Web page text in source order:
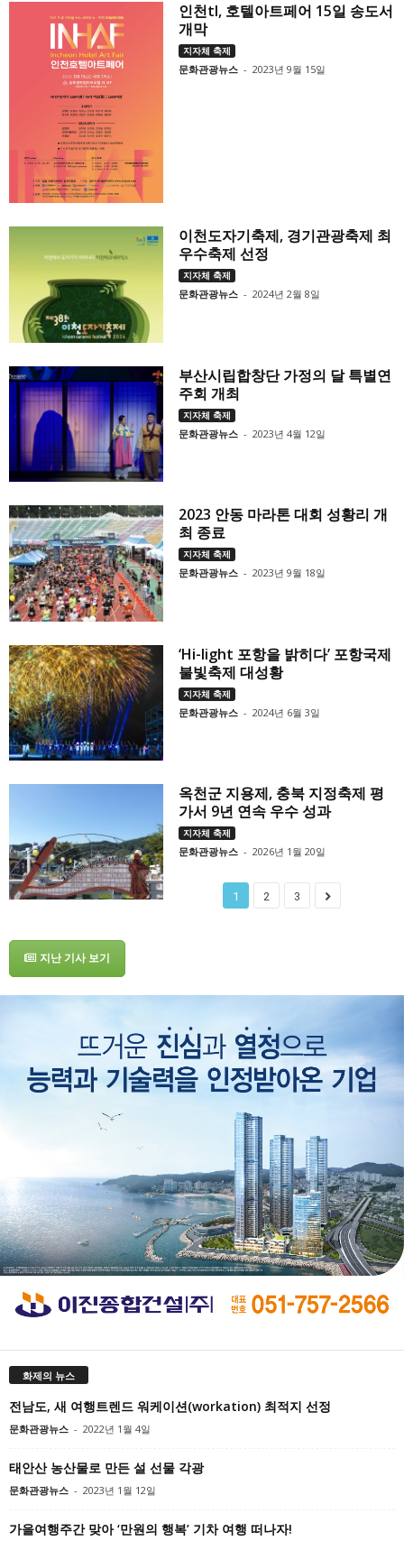
인천tl, 호텔아트페어 15일 송도서
개막
지자체 축제
문화관광뉴스 - 2023년 9월 15일
이천도자기축제, 경기관광축제 최
우수축제 선정
지자체 축제
문화관광뉴스 - 2024년 2월 8일
부산시립합창단 가정의 달 특별연
주회 개최
지자체 축제
문화관광뉴스 - 2023년 4월 12일
2023 안동 마라톤 대회 성황리 개
최 종료
지자체 축제
문화관광뉴스 - 2023년 9월 18일
‘Hi-light 포항을 밝히다’ 포항국제
불빛축제 대성황
지자체 축제
문화관광뉴스 - 2024년 6월 3일
옥천군 지용제, 충북 지정축제 평
가서 9년 연속 우수 성과
지자체 축제
문화관광뉴스 - 2026년 1월 20일
1 2 3
지난 기사 보기
화제의 뉴스
전남도, 새 여행트렌드 워케이션(workation) 최적지 선정
문화관광뉴스 - 2022년 1월 4일
태안산 농산물로 만든 설 선물 각광
문화관광뉴스 - 2023년 1월 12일
가을여행주간 맞아 ‘만원의 행복’ 기차 여행 떠나자!